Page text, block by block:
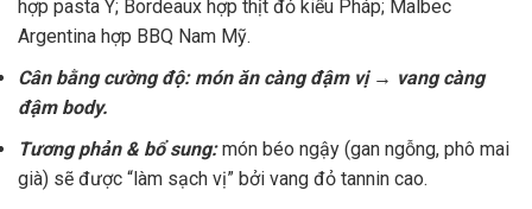
hợp pasta Ý; Bordeaux hợp thịt đỏ kiểu Pháp; Malbec
Argentina hợp BBQ Nam Mỹ.
Cân bằng cường độ: món ăn càng đậm vị → vang càng
đậm body.
Tương phản & bổ sung:món béo ngậy (gan ngỗng, phô mai
già) sẽ được “làm sạch vị” bởi vang đỏ tannin cao.